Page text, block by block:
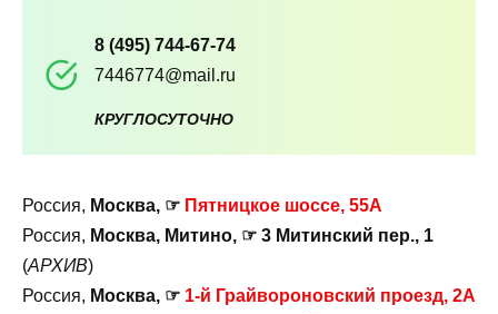
8 (495) 744-67-74
7446774@mail.ru
КРУГЛОСУТОЧНО
Россия, Москва, ☞ Пятницкое шоссе, 55А
Россия, Москва, Митино, ☞ 3 Митинский пер., 1
(АРХИВ)
Россия, Москва, ☞ 1-й Грайвороновский проезд, 2А